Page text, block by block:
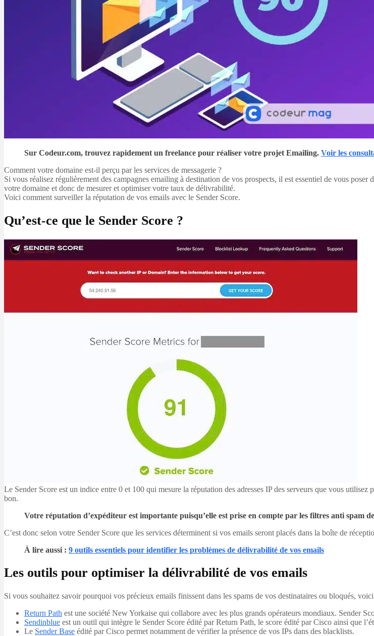
Sur Codeur.com, trouvez rapidement un freelance pour réaliser votre projet Emailing. Voir les
Comment votre domaine est-il perçu par les services de messagerie ?
Si vous réalisez régulièrement des campagnes emailing à destination de vos prospects, il est essentiel de vous
votre domaine et donc de mesurer et optimiser votre taux de délivrabilité.
Voici comment surveiller la réputation de vos emails avec le Sender Score.
Qu’est-ce que le Sender Score ?
Le Sender Score est un indice entre 0 et 100 qui mesure la réputation des adresses IP des serveurs que vous
bon.
Votre réputation d’expéditeur est importante puisqu’elle est prise en compte par les filtres anti spam
C’est donc selon votre Sender Score que les services déterminent si vos emails seront placés dans la boîte de
À lire aussi : 9 outils essentiels pour identifier les problèmes de délivrabilité de vos emails
Les outils pour optimiser la délivrabilité de vos emails
Si vous souhaitez savoir pourquoi vos précieux emails finissent dans les spams de vos destinataires ou bloqués,
Return Path est une société New Yorkaise qui collabore avec les plus grands opérateurs mondiaux. Sender
Sendinblue est un outil qui intègre le Sender Score édité par Return Path, le score édité par Cisco ainsi que
Le Sender Base édité par Cisco permet notamment de vérifier la présence de vos IPs dans des blacklists.